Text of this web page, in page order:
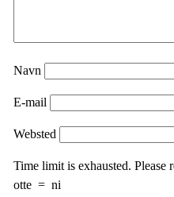
Navn
E-mail
Websted
Time limit is exhausted.
otte = ni